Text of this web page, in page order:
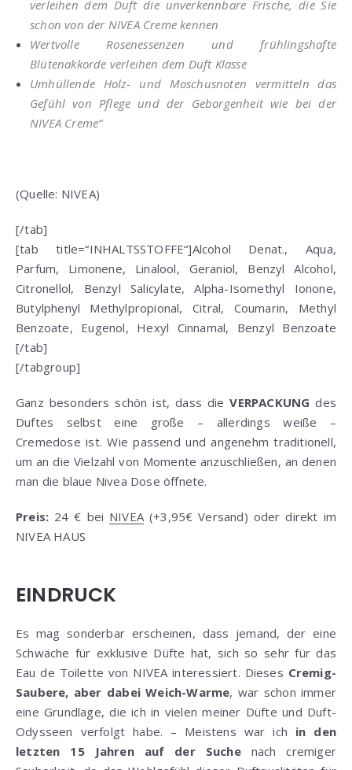
verleihen dem Duft die unverkennbare Frische, die Sie
schon von der NIVEA Creme kennen
Wertvolle Rosenessenzen und frühlingshafte
Blütenakkorde verleihen dem Duft Klasse
Umhüllende Holz- und Moschusnoten vermitteln das
Gefühl von Pflege und der Geborgenheit wie bei der
NIVEA Creme“
(Quelle: NIVEA)
[/tab]
[tab title=“INHALTSSTOFFE“]Alcohol Denat., Aqua,
Parfum, Limonene, Linalool, Geraniol, Benzyl Alcohol,
Citronellol, Benzyl Salicylate, Alpha-Isomethyl Ionone,
Butylphenyl Methylpropional, Citral, Coumarin, Methyl
Benzoate, Eugenol, Hexyl Cinnamal, Benzyl Benzoate
[/tab]
[/tabgroup]
Ganz besonders schön ist, dass dieVERPACKUNG des
Duftes selbst eine große – allerdings weiße –
Cremedose ist. Wie passend und angenehm traditionell,
um an die Vielzahl von Momente anzuschließen, an denen
man die blaue Nivea Dose öffnete.
Preis: 24 € bei NIVEA (+3,95€ Versand) oder direkt im
NIVEA HAUS
EINDRUCK
Es mag sonderbar erscheinen, dass jemand, der eine
Schwäche für exklusive Düfte hat, sich so sehr für das
Eau de Toilette von NIVEA interessiert. Dieses Cremig-
Saubere, aber dabei Weich-Warme, war schon immer
eine Grundlage, die ich in vielen meiner Düfte und Duft-
Odysseen verfolgt habe. – Meistens war ich in den
letzten 15 Jahren auf der Suchenach cremiger